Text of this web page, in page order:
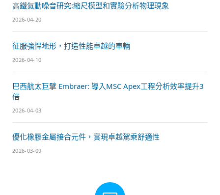
高鐵氣動噪音研究:縮尺模型和實驗分析物理現象
2026-04-20
征服強悍地形，打造性能卓越的車輛
2026-04-10
巴西航太巨擘 Embraer: 導入MSC Apex工程分析效率提升3
倍
2026-04-03
優化橡膠金屬接合元件，實現卓越駕乘舒適性
2026-03-09